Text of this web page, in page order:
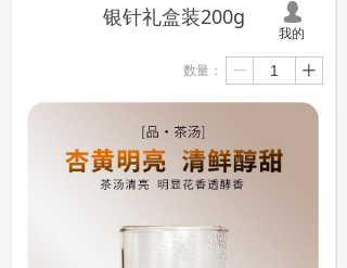
银针礼盒装200g
数量： ꄷ ꄸ
넙
我的